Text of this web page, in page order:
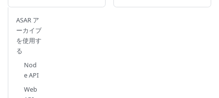
ASAR ア
ーカイブ
を使用す
る
Nod
e API
Web